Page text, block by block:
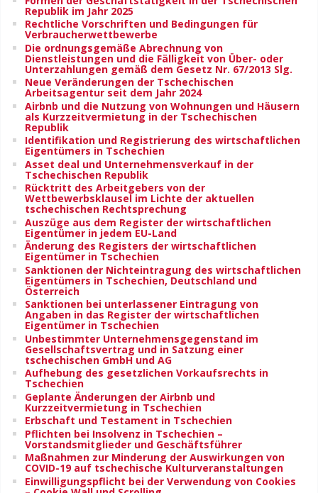
Republik im Jahr 2025
Rechtliche Vorschriften und Bedingungen für
Verbraucherwettbewerbe
Die ordnungsgemäße Abrechnung von
Dienstleistungen und die Fälligkeit von Über- oder
Unterzahlungen gemäß dem Gesetz Nr. 67/2013 Slg.
Neue Veränderungen der Tschechischen
Arbeitsagentur seit dem Jahr 2024
Airbnb und die Nutzung von Wohnungen und Häusern
als Kurzzeitvermietung in der Tschechischen
Republik
Identifikation und Registrierung des wirtschaftlichen
Eigentümers in Tschechien
Asset deal und Unternehmensverkauf in der
Tschechischen Republik
Rücktritt des Arbeitgebers von der
Wettbewerbsklausel im Lichte der aktuellen
tschechischen Rechtsprechung
Auszüge aus dem Register der wirtschaftlichen
Eigentümer in jedem EU-Land
Änderung des Registers der wirtschaftlichen
Eigentümer in Tschechien
Sanktionen der Nichteintragung des wirtschaftlichen
Eigentümers in Tschechien, Deutschland und
Österreich
Sanktionen bei unterlassener Eintragung von
Angaben in das Register der wirtschaftlichen
Eigentümer in Tschechien
Unbestimmter Unternehmensgegenstand im
Gesellschaftsvertrag und in Satzung einer
tschechischen GmbH und AG
Aufhebung des gesetzlichen Vorkaufsrechts in
Tschechien
Geplante Änderungen der Airbnb und
Kurzzeitvermietung in Tschechien
Erbschaft und Testament in Tschechien
Pflichten bei Insolvenz in Tschechien –
Vorstandsmitglieder und Geschäftsführer
Maßnahmen zur Minderung der Auswirkungen von
COVID-19 auf tschechische Kulturveranstaltungen
Einwilligungspflicht bei der Verwendung von Cookies